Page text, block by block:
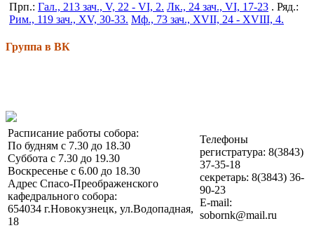
Прп.: Гал., 213 зач., V, 22 - VI, 2. Лк., 24 зач., VI, 17-23 . Ряд.:
Рим., 119 зач., XV, 30-33. Мф., 73 зач., XVII, 24 - XVIII, 4.
Группа в ВК
Расписание работы собора:
По будням с 7.30 до 18.30
Суббота с 7.30 до 19.30
Воскресенье с 6.00 до 18.30
Адрес Спасо-Преображенского
кафедрального собора:
654034 г.Новокузнецк, ул.Водопадная,
18
Телефоны
регистратура: 8(3843)
37-35-18
секретарь: 8(3843) 36-
90-23
E-mail:
sobornk@mail.ru